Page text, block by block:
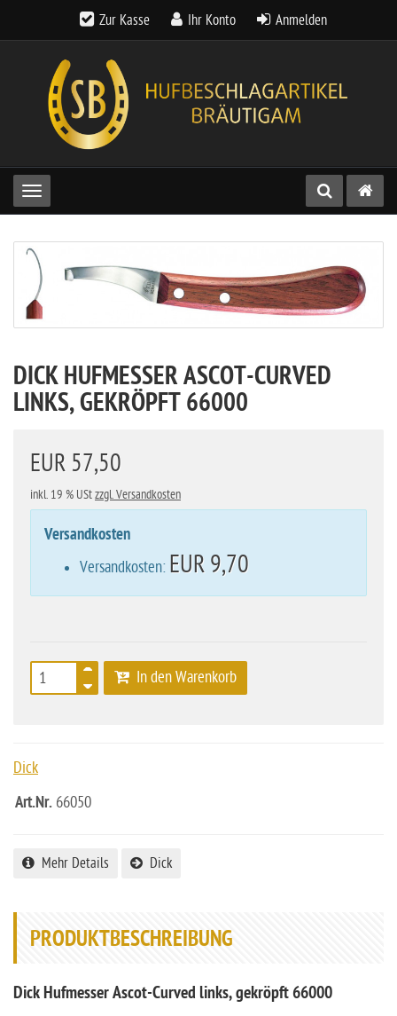
Zur Kasse Ihr Konto Anmelden
Toggle navigation
DICK HUFMESSER ASCOT-CURVED
LINKS, GEKRÖPFT 66000
EUR 57,50
inkl. 19 % UStzzgl. Versandkosten
Versandkosten
Versandkosten: EUR 9,70
In den Warenkorb
Dick
Art.Nr. 66050
Mehr Details Dick
PRODUKTBESCHREIBUNG
Dick Hufmesser Ascot-Curved links, gekröpft 66000